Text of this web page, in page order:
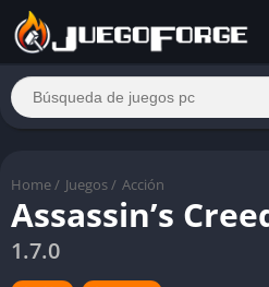
Home / Juegos / Acción
Assassin’s
1.7.0